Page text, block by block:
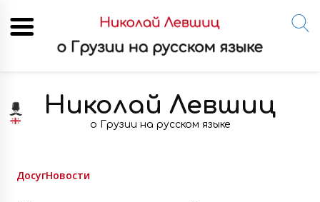
content
Николай Левшиц
о Грузии на русском языке
ДосугНовости